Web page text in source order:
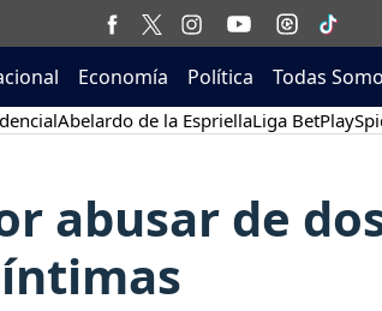
Economía Política Todas
Abelardo de la EspriellaLiga BetPlay
abusar de